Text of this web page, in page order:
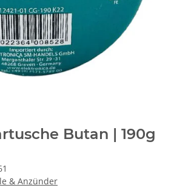
Butan | 190g
& Anzünder